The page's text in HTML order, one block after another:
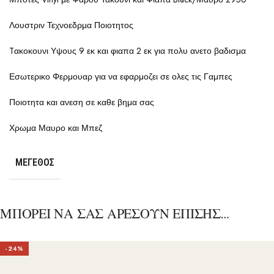
Λουστριν Τεχνοεδρμα Ποιοτητος
Tακοκουνι Υψους 9 εκ και φιαπα 2 εκ για πολυ ανετο βαδισμα
Εσωτερικο Φερμουαρ για να εφαρμοζει σε ολες τις Γαμπες
Ποιοτητα και ανεση σε καθε βημα σας
Χρωμα Μαυρο και Μπεζ
ΜΈΓΕΘΟΣ
ΜΠΟΡΕΙ ΝΑ ΣΑΣ ΑΡΕΣΟΥΝ ΕΠΙΣΗΣ…
-24%